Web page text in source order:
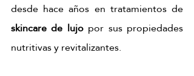
skincare de lujo por sus propiedades
nutritivas y revitalizantes.